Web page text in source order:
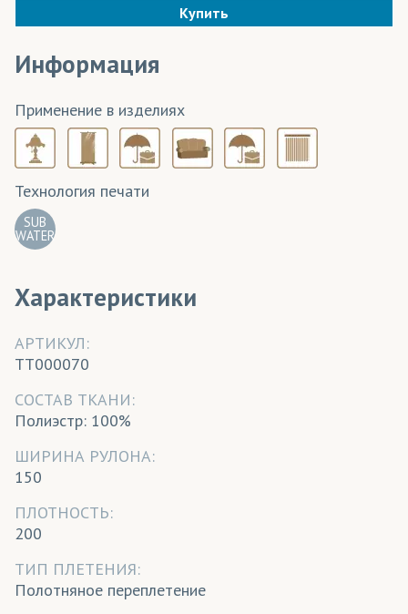
Купить
Информация
Применение в изделиях
Технология печати
SUB
WATER
Характеристики
АРТИКУЛ:
TT000070
CОСТАВ ТКАНИ:
Полиэстр: 100%
ШИРИНА РУЛОНА:
150
ПЛОТНОСТЬ:
200
ТИП ПЛЕТЕНИЯ:
Полотняное переплетение